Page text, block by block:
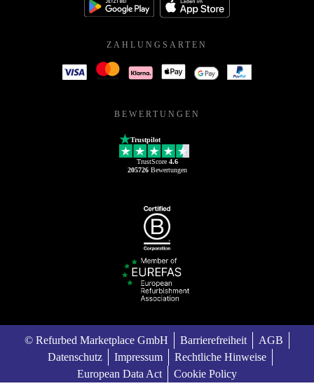
ZAHLUNGSARTEN
BEWERTUNGEN
Trustpilot
TrustScore 4.6
205726Bewertungen
© Refurbed Marketplace GmbH Barrierefreiheit
AGB
Datenschutz
Impressum
Rechtliche Hinweise
European Data Act
Cookie Policy